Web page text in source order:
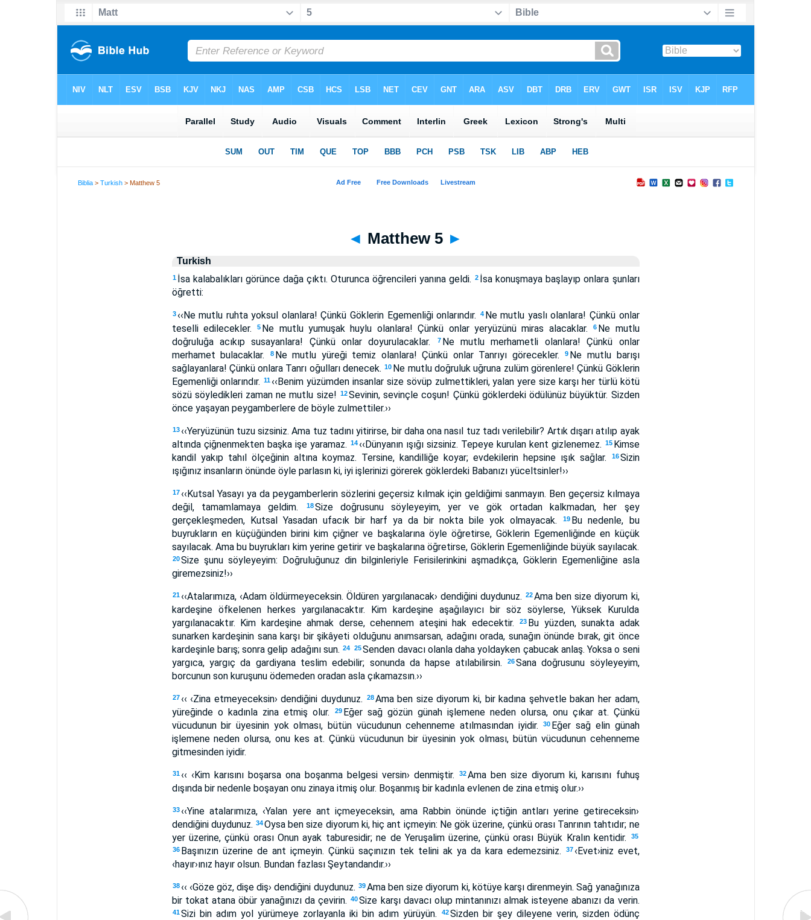
Biblia >Turkish > Matthew 5
◄ Matthew 5 ►
Turkish
1 İsa kalabalıkları görünce dağa çıktı. Oturunca öğrencileri yanına geldi. 2 İsa konuşmaya başlayıp onlara şunları
öğretti:
3 ‹‹Ne mutlu ruhta yoksul olanlara! Çünkü Göklerin Egemenliği onlarındır. 4 Ne mutlu yaslı olanlara! Çünkü onlar
teselli edilecekler.
5 Ne mutlu yumuşak huylu olanlara! Çünkü onlar yeryüzünü miras alacaklar. 6 Ne mutlu
doğruluğa acıkıp susayanlara! Çünkü onlar doyurulacaklar.
7 Ne mutlu merhametli olanlara! Çünkü onlar
merhamet bulacaklar.
8 Ne mutlu yüreği temiz olanlara! Çünkü onlar Tanrıyı görecekler. 9 Ne mutlu barışı
sağlayanlara! Çünkü onlara Tanrı oğulları denecek. 10 Ne mutlu doğruluk uğruna zulüm görenlere! Çünkü Göklerin
Egemenliği onlarındır.
11 ‹‹Benim yüzümden insanlar size sövüp zulmettikleri, yalan yere size karşı her türlü kötü
sözü söyledikleri zaman ne mutlu size! 12Sevinin, sevinçle coşun! Çünkü göklerdeki ödülünüz büyüktür. Sizden
önce yaşayan peygamberlere de böyle zulmettiler.››
13 ‹‹Yeryüzünün tuzu sizsiniz. Ama tuz tadını yitirirse, bir daha ona nasıl tuz tadı verilebilir? Artık dışarı atılıp ayak
altında çiğnenmekten başka işe yaramaz. 14 ‹‹Dünyanın ışığı sizsiniz. Tepeye kurulan kent gizlenemez. 15 Kimse
kandil yakıp tahıl ölçeğinin altına koymaz. Tersine, kandilliğe koyar; evdekilerin hepsine ışık sağlar.
16 Sizin
ışığınız insanların önünde öyle parlasın ki, iyi işlerinizi görerek göklerdeki Babanızı yüceltsinler!››
17 ‹‹Kutsal Yasayı ya da peygamberlerin sözlerini geçersiz kılmak için geldiğimi sanmayın. Ben geçersiz kılmaya
değil, tamamlamaya geldim.
18 Size doğrusunu söyleyeyim, yer ve gök ortadan kalkmadan, her şey
gerçekleşmeden, Kutsal Yasadan ufacık bir harf ya da bir nokta bile yok olmayacak.
19 Bu nedenle, bu
buyrukların en küçüğünden birini kim çiğner ve başkalarına öyle öğretirse, Göklerin Egemenliğinde en küçük
sayılacak. Ama bu buyrukları kim yerine getirir ve başkalarına öğretirse, Göklerin Egemenliğinde büyük sayılacak.
20 Size şunu söyleyeyim: Doğruluğunuz din bilginleriyle Ferisilerinkini aşmadıkça, Göklerin Egemenliğine asla
giremezsiniz!››
21 ‹‹Atalarımıza, ‹Adam öldürmeyeceksin. Öldüren yargılanacak› dendiğini duydunuz. 22Ama ben size diyorum ki,
kardeşine öfkelenen herkes yargılanacaktır. Kim kardeşine aşağılayıcı bir söz söylerse, Yüksek Kurulda
yargılanacaktır. Kim kardeşine ahmak derse, cehennem ateşini hak edecektir.
23 Bu yüzden, sunakta adak
sunarken kardeşinin sana karşı bir şikâyeti olduğunu anımsarsan, adağını orada, sunağın önünde bırak, git önce
kardeşinle barış; sonra gelip adağını sun. 24 25Senden davacı olanla daha yoldayken çabucak anlaş. Yoksa o seni
yargıca, yargıç da gardiyana teslim edebilir; sonunda da hapse atılabilirsin.
26Sana doğrusunu söyleyeyim,
borcunun son kuruşunu ödemeden oradan asla çıkamazsın.››
27 ‹‹ ‹Zina etmeyeceksin› dendiğini duydunuz. 28 Ama ben size diyorum ki, bir kadına şehvetle bakan her adam,
yüreğinde o kadınla zina etmiş olur.
29 Eğer sağ gözün günah işlemene neden olursa, onu çıkar at. Çünkü
vücudunun bir üyesinin yok olması, bütün vücudunun cehenneme atılmasından iyidir.
30 Eğer sağ elin günah
işlemene neden olursa, onu kes at. Çünkü vücudunun bir üyesinin yok olması, bütün vücudunun cehenneme
gitmesinden iyidir.
31 ‹‹ ‹Kim karısını boşarsa ona boşanma belgesi versin› denmiştir. 32Ama ben size diyorum ki, karısını fuhuş
dışında bir nedenle boşayan onu zinaya itmiş olur. Boşanmış bir kadınla evlenen de zina etmiş olur.››
33 ‹‹Yine atalarımıza, ‹Yalan yere ant içmeyeceksin, ama Rabbin önünde içtiğin antları yerine getireceksin›
dendiğini duydunuz. 34Oysa ben size diyorum ki, hiç ant içmeyin: Ne gök üzerine, çünkü orası Tanrının tahtıdır; ne
yer üzerine, çünkü orası Onun ayak taburesidir; ne de Yeruşalim üzerine, çünkü orası Büyük Kralın kentidir.
35
36 Başınızın üzerine de ant içmeyin. Çünkü saçınızın tek telini ak ya da kara edemezsiniz. 37 ‹Evet›iniz evet,
‹hayır›ınız hayır olsun. Bundan fazlası Şeytandandır.››
38 ‹‹ ‹Göze göz, dişe diş› dendiğini duydunuz. 39Ama ben size diyorum ki, kötüye karşı direnmeyin. Sağ yanağınıza
bir tokat atana öbür yanağınızı da çevirin.
40Size karşı davacı olup mintanınızı almak isteyene abanızı da verin.
41 Sizi bin adım yol yürümeye zorlayanla iki bin adım yürüyün. 42 Sizden bir şey dileyene verin, sizden ödünç